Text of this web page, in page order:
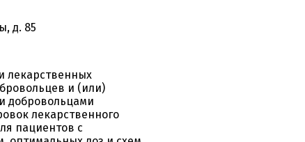
д. 85
лекарственных
и (или)
добровольцами
лекарственного
пациентов с